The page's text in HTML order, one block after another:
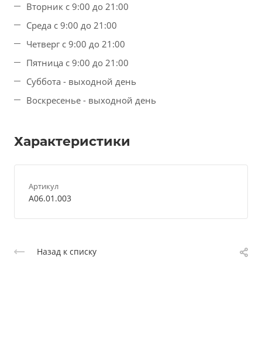
Вторник с 9:00 до 21:00
Среда с 9:00 до 21:00
Четверг с 9:00 до 21:00
Пятница с 9:00 до 21:00
Суббота - выходной день
Воскресенье - выходной день
Характеристики
Артикул
A06.01.003
Назад к списку